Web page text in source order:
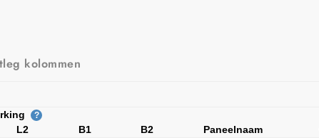
kolommen
?
L2 B1 B2 Paneelnaam